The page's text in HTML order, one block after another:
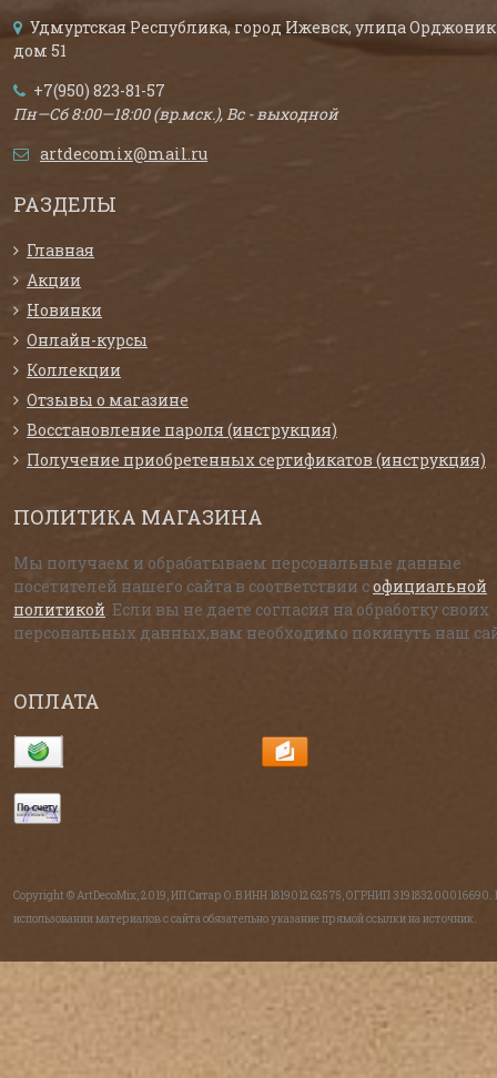
Удмуртская Республика, город Ижевск, улица
дом 51
+7(950) 823-81-57
Пн—Сб 8:00—18:00 (вр.мск.), Вс - выходной
artdecomix@mail.ru
РАЗДЕЛЫ
Главная
Акции
Новинки
Онлайн-курсы
Коллекции
Отзывы о магазине
Восстановление пароля (инструкция)
Получение приобретенных сертификатов (инструкция)
ПОЛИТИКА МАГАЗИНА
Мы получаем и обрабатываем персональные данные
посетителей нашего сайта в соответствии софициальной
политикой . Если вы не даете согласия на обработку своих
персональных данных,вам необходимо покинуть наш
ОПЛАТА
Copyright © ArtDecoMix, 2019, ИП Ситар О.В ИНН 181901262575, ОГРНИП 319183200016690.
использовании материалов с сайта обязательно указание прямой ссылки на источник.